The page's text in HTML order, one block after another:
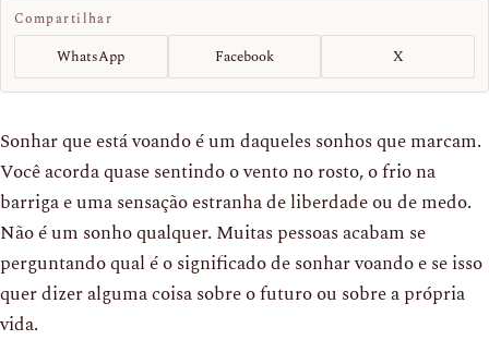
Compartilhar
WhatsApp Facebook X
Sonhar que está voando é um daqueles sonhos que marcam.
Você acorda quase sentindo o vento no rosto, o frio na
barriga e uma sensação estranha de liberdade ou de medo.
Não é um sonho qualquer. Muitas pessoas acabam se
perguntando qual é o significado de sonhar voando e se isso
quer dizer alguma coisa sobre o futuro ou sobre a própria
vida.